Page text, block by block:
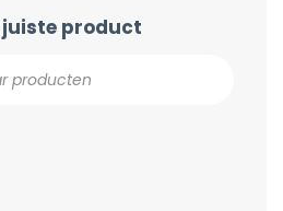
juiste product